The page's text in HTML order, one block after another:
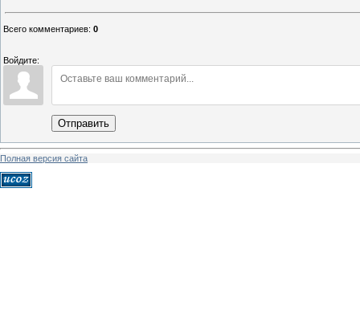
Всего комментариев: 0
Войдите:
Отправить
Полная версия сайта